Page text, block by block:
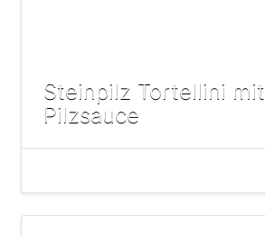
Steinpilz Tortellini mit
Pilzsauce